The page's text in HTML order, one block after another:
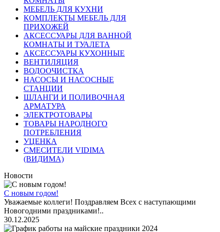
МЕБЕЛЬ ДЛЯ КУХНИ
КОМПЛЕКТЫ МЕБЕЛЬ ДЛЯ
ПРИХОЖЕЙ
АКСЕССУАРЫ ДЛЯ ВАННОЙ
КОМНАТЫ И ТУАЛЕТА
АКСЕССУАРЫ КУХОННЫЕ
ВЕНТИЛЯЦИЯ
ВОДООЧИСТКА
НАСОСЫ И НАСОСНЫЕ
СТАНЦИИ
ШЛАНГИ И ПОЛИВОЧНАЯ
АРМАТУРА
ЭЛЕКТРОТОВАРЫ
ТОВАРЫ НАРОДНОГО
ПОТРЕБЛЕНИЯ
УЦЕНКА
СМЕСИТЕЛИ VIDIMA
(ВИДИМА)
Новости
С новым годом!
Уважаемые коллеги! Поздравляем Всех с наступающими
Новогодними праздниками!..
30.12.2025